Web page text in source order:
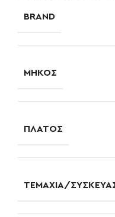
BRAND
ΜΉΚΟΣ
ΠΛΆΤΟΣ
ΤΕΜΆΧΙΑ/